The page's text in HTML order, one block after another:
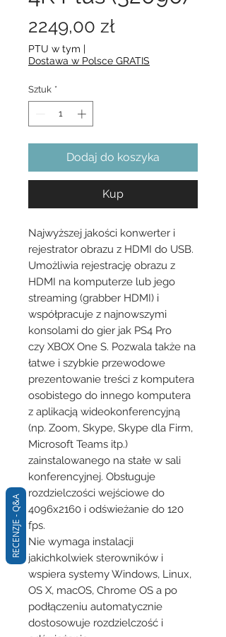
2249,00 złCena
PTU w tym |
Dostawa w Polsce GRATIS
Sztuk *
Dodaj do koszyka
Kup
Najwyższej jakości konwerter i
rejestrator obrazu z HDMI do USB.
Umożliwia rejestrację obrazu z
HDMI na komputerze lub jego
streaming (grabber HDMI) i
współpracuje z najnowszymi
konsolami do gier jak PS4 Pro
czy XBOX One S. Pozwala także na
łatwe i szybkie przewodowe
prezentowanie treści z komputera
osobistego do innego komputera
z aplikacją wideokonferencyjną
(np. Zoom, Skype, Skype dla Firm,
Microsoft Teams itp.)
zainstalowanego na stałe w sali
konferencyjnej. Obsługuje
rozdzielczości wejściowe do
4096x2160 i odświeżanie do 120
fps.
Nie wymaga instalacji
jakichkolwiek sterowników i
wspiera systemy Windows, Linux,
OS X, macOS, Chrome OS a po
podłączeniu automatycznie
dostosowuje rozdzielczość i
RECENZJE - Q&A